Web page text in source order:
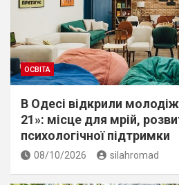
ОСВІТА
В Одесі відкрили
21»: місце для мрій,
психологічної підтримки
08/10/2026 silahromad